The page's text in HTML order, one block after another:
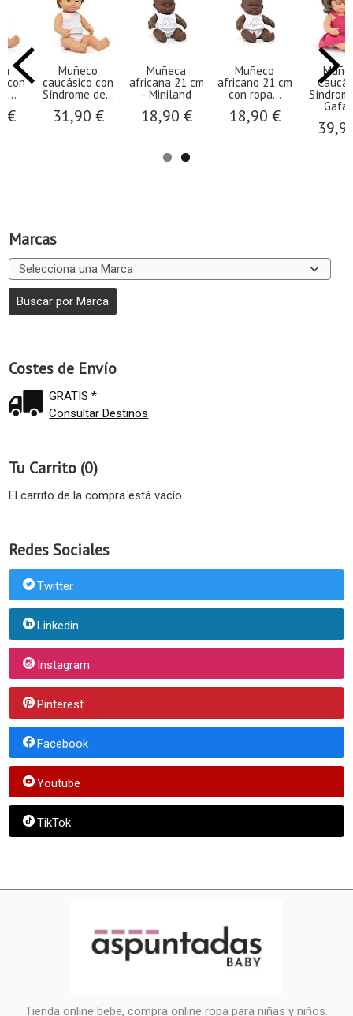
Marcas
Costes de Envío
GRATIS *
Consultar Destinos
Tu Carrito (0)
El carrito de la compra está vacío
Redes Sociales
Twitter
Linkedin
Instagram
Pinterest
Facebook
Youtube
TikTok
Muñeco
caucásico con
Síndrome de...
31,90 €
Muñeca
africana 21 cm
- Miniland
18,90 €
Muñeco
africano 21 cm
con ropa...
18,90 €
Muñeca
Caucásica
Síndrome
Gafas...
39,90 €
Tienda online bebe, compra online ropa para niñas y niños.